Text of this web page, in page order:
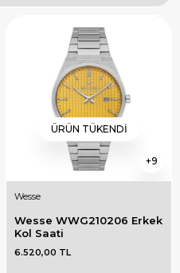
9
ÜRÜN TÜKENDI
Wesse
Wesse WWG210206 Erkek
Kol Saati
6.520,00 TL